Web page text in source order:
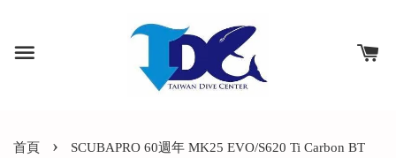
首頁 ›
SCUBAPRO 60週年 MK25 EVO/S620 Ti Carbon BT